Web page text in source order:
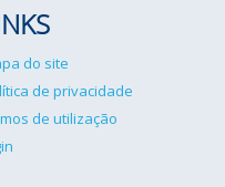
do site
de privacidade
de utilização